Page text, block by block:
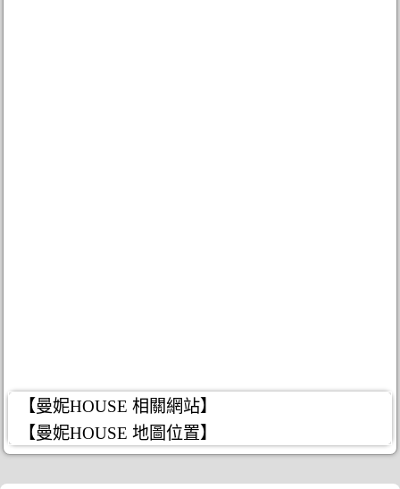
【曼妮HOUSE 相關網站】
【曼妮HOUSE 地圖位置】